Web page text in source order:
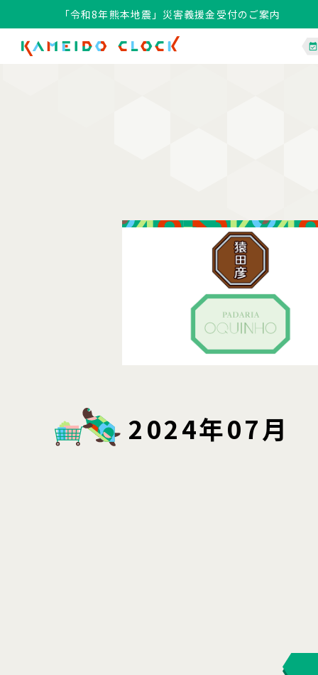
「令和8年熊本地震」災害義援金受付のご案内
2024年07月